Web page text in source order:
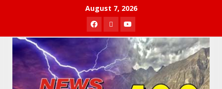
August 7, 2026
Facebook
TwitterYoutube